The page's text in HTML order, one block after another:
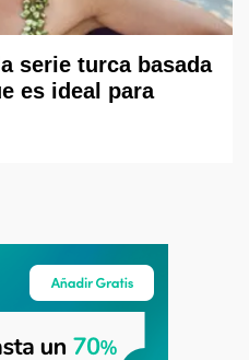
serie turca basada
es ideal para